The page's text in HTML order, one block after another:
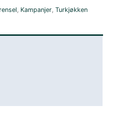
, Kampanjer,Turkjøkken